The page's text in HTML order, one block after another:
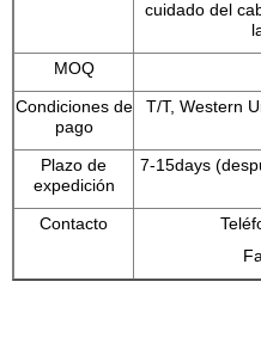
cuidado del
MOQ
Condiciones de
pago
T/T, Western
Plazo de
expedición
7-15days
Contacto